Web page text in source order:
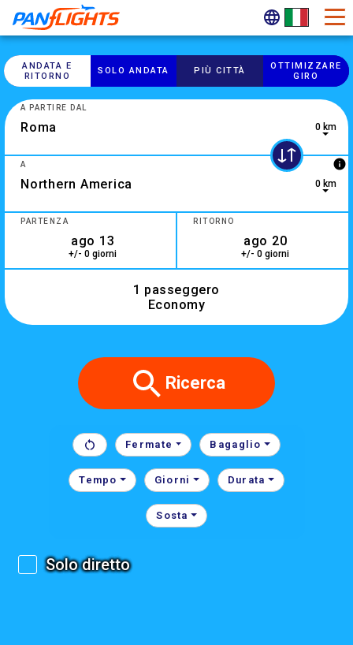
ANDATA E
RITORNO
SOLO ANDATA PIÙ CITTÀ
OTTIMIZZARE
GIRO
A PARTIRE DAL
0 km
1 result is available, use up and down arrow keys to
A info
0 km
PARTENZA
+/- 0 giorni
RITORNO
+/- 0 giorni
1 passeggero
Economy
Ricerca
Fermate Bagaglio
Tempo Giorni Durata
Sosta
Solo diretto